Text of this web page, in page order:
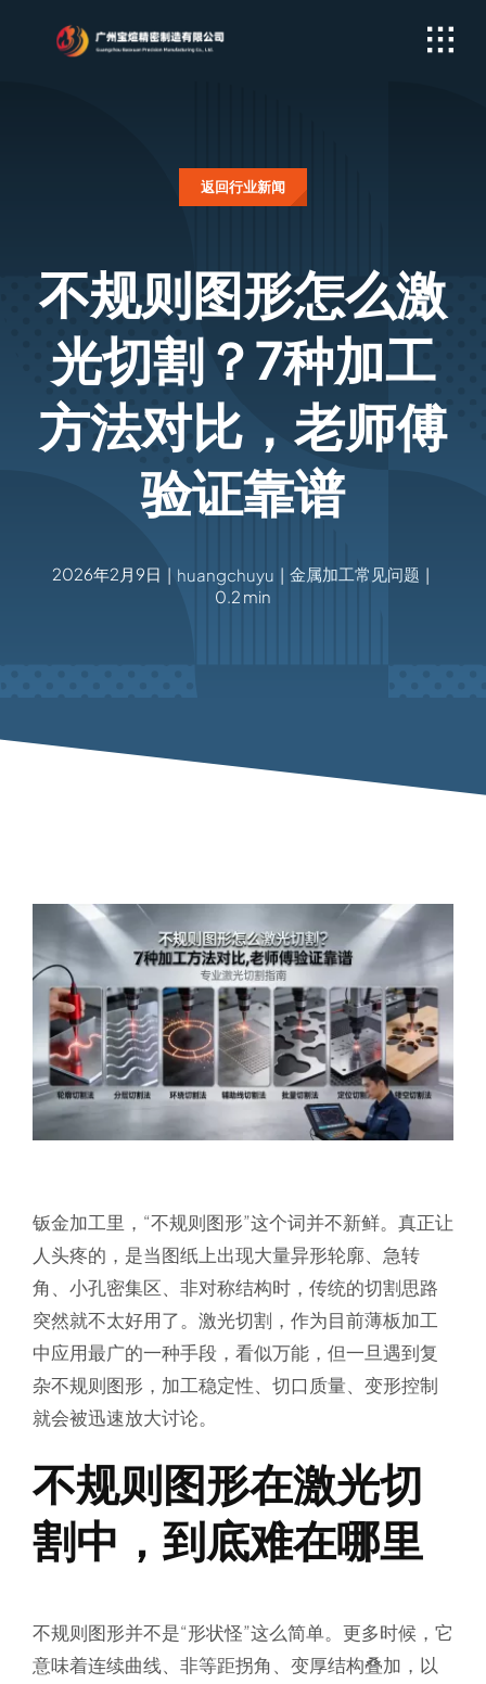
返回行业新闻
不规则图形怎么激
光切割？7种加工
方法对比，老师傅
验证靠谱
2026年2月9日 | huangchuyu | 金属加工常见问题 |
0.2 min
钣金加工里，“不规则图形”这个词并不新鲜。真正让
人头疼的，是当图纸上出现大量异形轮廓、急转
角、小孔密集区、非对称结构时，传统的切割思路
突然就不太好用了。激光切割，作为目前薄板加工
中应用最广的一种手段，看似万能，但一旦遇到复
杂不规则图形，加工稳定性、切口质量、变形控制
就会被迅速放大讨论。
不规则图形在激光切
割中，到底难在哪里
不规则图形并不是“形状怪”这么简单。更多时候，它
意味着连续曲线、非等距拐角、变厚结构叠加 ，以